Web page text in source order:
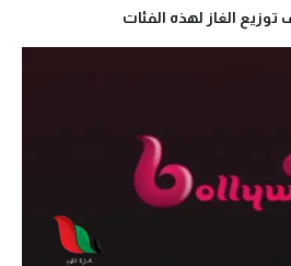
الغاز لهذه الفئات